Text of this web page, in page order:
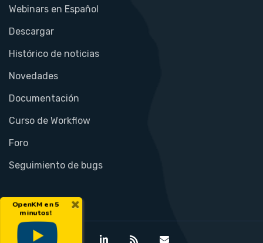
Webinars en Español
Descargar
Histórico de noticias
Novedades
Documentación
Curso de Workflow
Foro
Seguimiento de bugs
×
OpenKM en 5
minutos!